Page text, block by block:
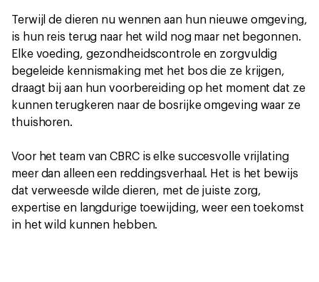
Terwijl de dieren nu wennen aan hun nieuwe omgeving,
is hun reis terug naar het wild nog maar net begonnen.
Elke voeding, gezondheidscontrole en zorgvuldig
begeleide kennismaking met het bos die ze krijgen,
draagt bij aan hun voorbereiding op het moment dat ze
kunnen terugkeren naar de bosrijke omgeving waar ze
thuishoren.
Voor het team van CBRC is elke succesvolle vrijlating
meer dan alleen een reddingsverhaal. Het is het bewijs
dat verweesde wilde dieren, met de juiste zorg,
expertise en langdurige toewijding, weer een toekomst
in het wild kunnen hebben.